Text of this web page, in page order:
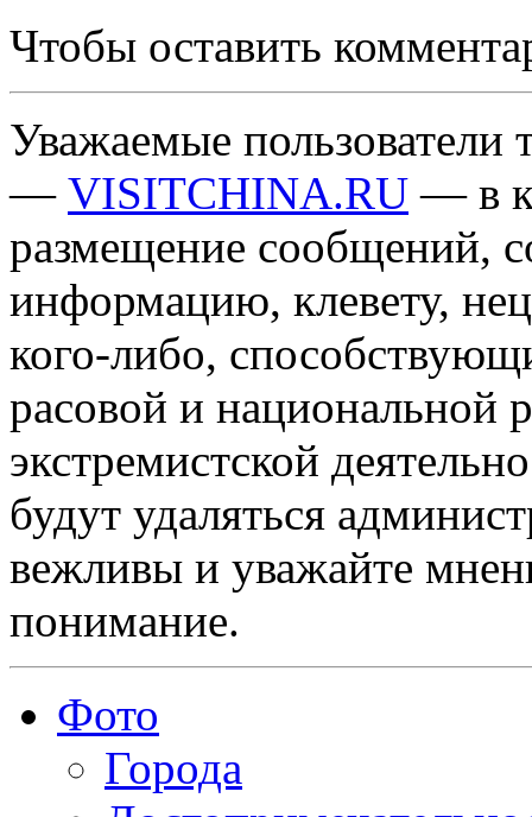
Чтобы оставить
Уважаемые пользователи
— VISITCHINA.RU — в
размещение сообщений,
информацию, клевету,
кого-либо,
расовой и национальной
экстремистской
будут удаляться
вежливы и уважайте
понимание.
Фото
Города